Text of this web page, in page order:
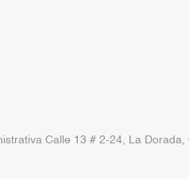
Calle 13 # 2-24, La